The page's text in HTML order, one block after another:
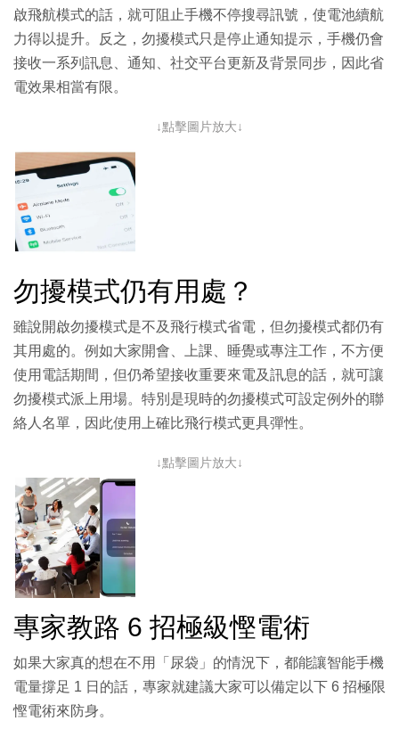
啟飛航模式的話，就可阻止手機不停搜尋訊號，使電池續航
力得以提升。反之，勿擾模式只是停止通知提示，手機仍會
接收一系列訊息、通知、社交平台更新及背景同步，因此省
電效果相當有限。
↓點擊圖片放大↓
勿擾模式仍有用處？
雖說開啟勿擾模式是不及飛行模式省電，但勿擾模式都仍有
其用處的。例如大家開會、上課、睡覺或專注工作，不方便
使用電話期間，但仍希望接收重要來電及訊息的話，就可讓
勿擾模式派上用場。特別是現時的勿擾模式可設定例外的聯
絡人名單，因此使用上確比飛行模式更具彈性。
↓點擊圖片放大↓
專家教路 6 招極級慳電術
如果大家真的想在不用「尿袋」的情況下，都能讓智能手機
電量撐足 1 日的話，專家就建議大家可以備定以下 6 招極限
慳電術來防身。